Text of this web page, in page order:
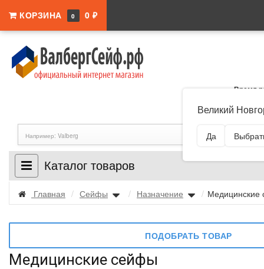
КОРЗИНА 0 0 ₽
Великий
Да
Время
Новгород, ул.
Каталог товаров
Главная / Сейфы / Назначение /
ПОДОБРАТЬ ТОВАР
Медицинские сейфы